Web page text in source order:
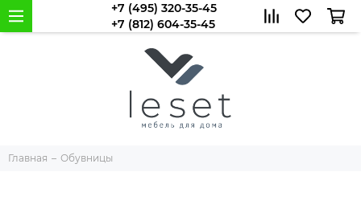
+7 (495) 320-35-45
+7 (812) 604-35-45
Главная Обувницы